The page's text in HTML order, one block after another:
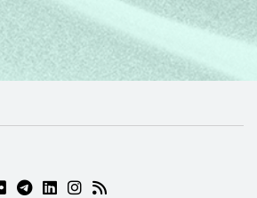
NIC.BR (ABRE EM NOVA ABA)
DO NIC.BR (ABRE EM NOVA ABA)
DO NIC.BR (ABRE EM NOVA
DO NIC.BR (ABRE EM NOVA
TELEGRAM DO NIC.BR (ABRE EM
LINKEDIN DO NIC.BR (ABRE
INSTAGRAM DO NIC.BR
RSS DO NIC.BR (ABRE